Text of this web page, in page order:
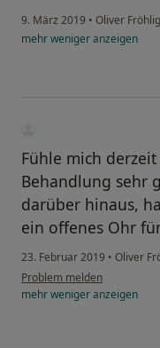
9. März 2019 • Oliver
mehrwenigeranzeigen
Fühle mich
Behandlung sehr
darüber hinaus,
ein offenes Ohr
23. Februar 2019 • Oliver
Problem melden
mehrwenigeranzeigen